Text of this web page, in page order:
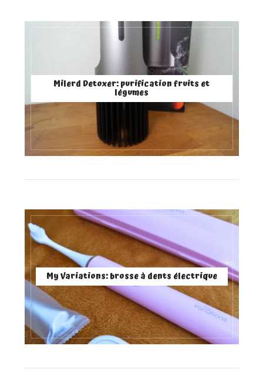
Milerd Detoxer: purification fruits et
légumes
My Variations: brosse à dents électrique